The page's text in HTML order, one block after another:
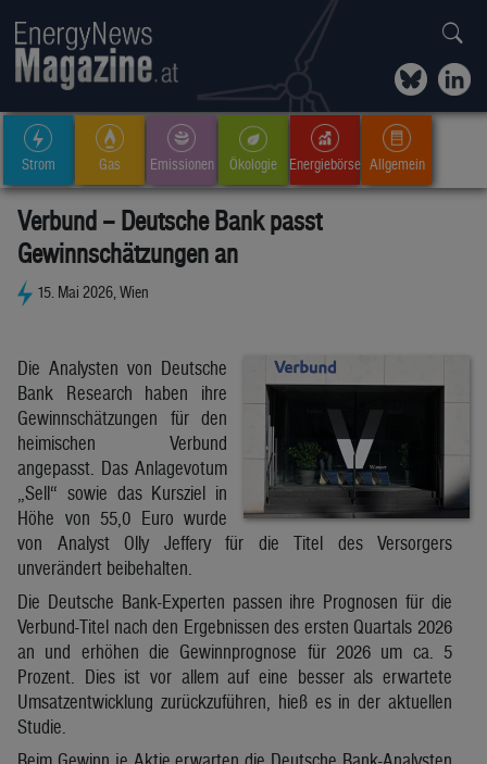
Strom Gas Emissionen Ökologie Energiebörse Allgemein
Verbund – Deutsche Bank passt
Gewinnschätzungen an
15. Mai 2026, Wien
Die Analysten von Deutsche
Bank Research haben ihre
Gewinnschätzungen für den
heimischen Verbund
angepasst. Das Anlagevotum
„Sell“ sowie das Kursziel in
Höhe von 55,0 Euro wurde
von Analyst Olly Jeffery für die Titel des Versorgers
unverändert beibehalten.
Die Deutsche Bank-Experten passen ihre Prognosen für die
Verbund-Titel nach den Ergebnissen des ersten Quartals 2026
an und erhöhen die Gewinnprognose für 2026 um ca. 5
Prozent. Dies ist vor allem auf eine besser als erwartete
Umsatzentwicklung zurückzuführen, hieß es in der aktuellen
Studie.